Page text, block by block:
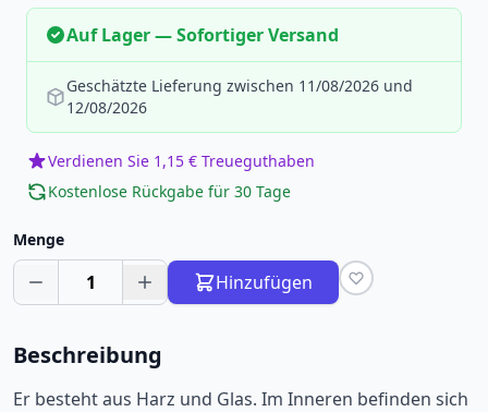
Auf Lager — Sofortiger Versand
Geschätzte Lieferung zwischen 11/08/2026 und
12/08/2026
Verdienen Sie 1,15 € Treueguthaben
Kostenlose Rückgabe für 30 Tage
Menge
1 Hinzufügen
Beschreibung
Er besteht aus Harz und Glas. Im Inneren befinden sich